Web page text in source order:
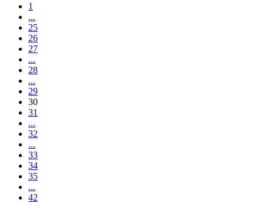
1
...
25
26
27
...
28
...
29
30
31
...
32
...
33
34
35
...
42